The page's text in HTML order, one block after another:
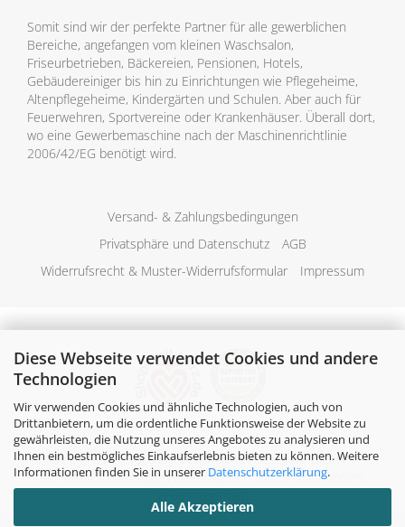
Diese Webseite verwendet Cookies und andere
Technologien
Wir verwenden Cookies und ähnliche Technologien, auch von
Drittanbietern, um die ordentliche Funktionsweise der Website zu
gewährleisten, die Nutzung unseres Angebotes zu analysieren und
Ihnen ein bestmögliches Einkaufserlebnis bieten zu können. Weitere
Informationen finden Sie in unserer Datenschutzerklärung.
Alle Akzeptieren
Somit sind wir der perfekte Partner für alle gewerblichen
Bereiche, angefangen vom kleinen Waschsalon,
Friseurbetrieben, Bäckereien, Pensionen, Hotels,
Gebäudereiniger bis hin zu Einrichtungen wie Pflegeheime,
Altenpflegeheime, Kindergärten und Schulen. Aber auch für
Feuerwehren, Sportvereine oder Krankenhäuser. Überall dort,
wo eine Gewerbemaschine nach der Maschinenrichtlinie
2006/42/EG benötigt wird.
Versand- & Zahlungsbedingungen
Privatsphäre und Datenschutz
AGB
Widerrufsrecht & Muster-Widerrufsformular
Impressum
Alle Preise verstehen sich inklusive der gesetzlichen
Mehrwertsteuer, zzgl.Versandkostensoweit nicht anders